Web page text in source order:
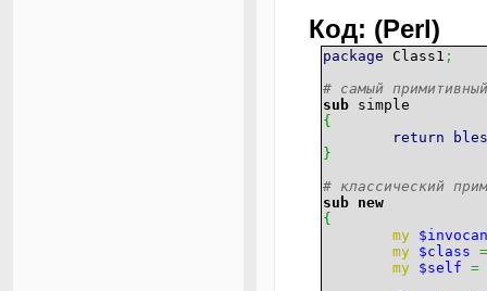
Код: (Perl)
package Class1 ;
# самый
sub simple
{
return
}
# классический
sub new
{
my
my $class =
my $self =